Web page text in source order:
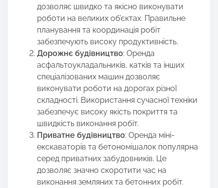
дозволяє швидко та якісно виконувати
роботи на великих об’єктах. Правильне
планування та координація робіт
забезпечують високу продуктивність.
Дорожнє будівництво: Оренда
асфальтоукладальників, катків та інших
спеціалізованих машин дозволяє
виконувати роботи на дорогах різної
складності. Використання сучасної техніки
забезпечує високу якість покриття та
швидкість виконання робіт.
Приватне будівництво: Оренда міні-
екскаваторів та бетономішалок популярна
серед приватних забудовників. Це
дозволяє значно скоротити час на
виконання земляних та бетонних робіт.